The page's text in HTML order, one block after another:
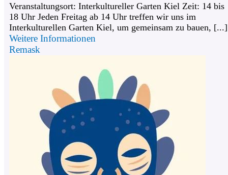
Veranstaltungsort: Interkultureller Garten Kiel Zeit: 14 bis
18 Uhr Jeden Freitag ab 14 Uhr treffen wir uns im
Interkulturellen Garten Kiel, um gemeinsam zu bauen, [...]
Weitere Informationen
Remask